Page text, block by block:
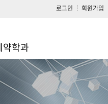
로그인 회원가입
약학과